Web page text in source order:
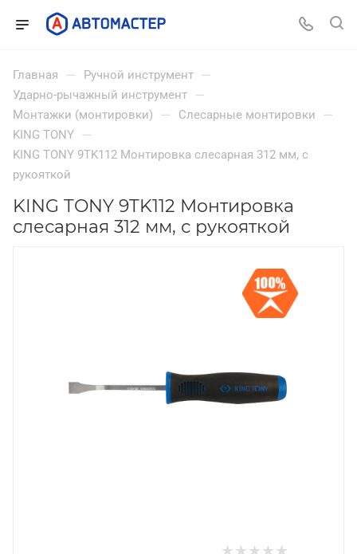
Главная — Ручной инструмент —
Ударно-рычажный инструмент —
Монтажки (монтировки) — Слесарные монтировки —
KING TONY —
KING TONY 9TK112 Монтировка слесарная 312 мм, с
рукояткой
KING TONY 9TK112 Монтировка
слесарная 312 мм, с рукояткой